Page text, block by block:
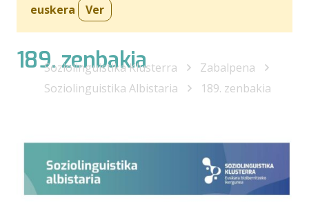
euskera
Ver
189. zenbakia
Soziolinguistika Klusterra
Zabalpena
Soziolinguistika Albistaria
189. zenbakia